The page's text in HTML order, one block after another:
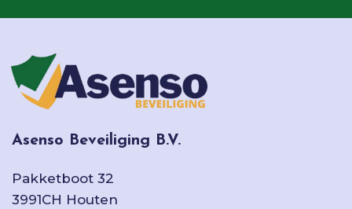
Asenso Beveiliging B.V.
Pakketboot 32
3991CH Houten